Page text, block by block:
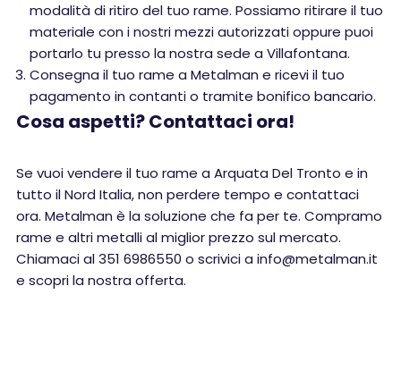
modalità di ritiro del tuo rame. Possiamo ritirare il tuo
materiale con i nostri mezzi autorizzati oppure puoi
portarlo tu presso la nostra sede a Villafontana.
Consegna il tuo rame a Metalman e ricevi il tuo
pagamento in contanti o tramite bonifico bancario.
Cosa aspetti? Contattaci ora!
Se vuoi vendere il tuo rame a Arquata Del Tronto e in
tutto il Nord Italia, non perdere tempo e contattaci
ora. Metalman è la soluzione che fa per te. Compramo
rame e altri metalli al miglior prezzo sul mercato.
Chiamaci al 351 6986550 o scrivici a info@metalman.it
e scopri la nostra offerta.